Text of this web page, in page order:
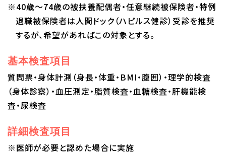
※40歳～74歳の被扶養配偶者・任意継続被保険者・特例
退職被保険者は人間ドック（ハピルス健診）受診を推奨
するが、希望があればこの対象とする。
基本検査項目
質問票・身体計測（身長・体重・BMI・腹囲）・理学的検査
（身体診察）・血圧測定・脂質検査・血糖検査・肝機能検
査・尿検査
詳細検査項目
※医師が必要と認めた場合に実施